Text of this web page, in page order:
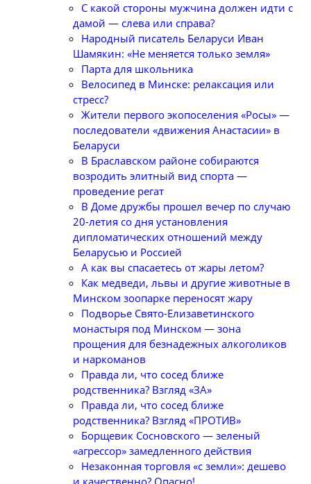
С какой стороны мужчина должен идти с
дамой — слева или справа?
Народный писатель Беларуси Иван
Шамякин: «Не меняется только земля»
Парта для школьника
Велосипед в Минске: релаксация или
стресс?
Жители первого экопоселения «Росы» —
последователи «движения Анастасии» в
Беларуси
В Браславском районе собираются
возродить элитный вид спорта —
проведение регат
В Доме дружбы прошел вечер по случаю
20-летия со дня установления
дипломатических отношений между
Беларусью и Россией
А как вы спасаетесь от жары летом?
Как медведи, львы и другие животные в
Минском зоопарке переносят жару
Подворье Свято-Елизаветинского
монастыря под Минском — зона
прощения для безнадежных алкоголиков
и наркоманов
Правда ли, что сосед ближе
родственника? Взгляд «ЗА»
Правда ли, что сосед ближе
родственника? Взгляд «ПРОТИВ»
Борщевик Сосновского — зеленый
«агрессор» замедленного действия
Незаконная торговля «с земли»: дешево
и качественно? Опасно!